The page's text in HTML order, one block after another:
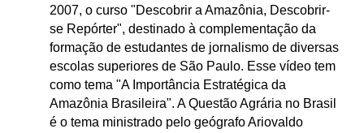
2007, o curso "Descobrir a Amazônia, Descobrir-
se Repórter", destinado à complementação da
formação de estudantes de jornalismo de diversas
escolas superiores de São Paulo. Esse vídeo tem
como tema "A Importância Estratégica da
Amazônia Brasileira". A Questão Agrária no Brasil
é o tema ministrado pelo geógrafo Ariovaldo